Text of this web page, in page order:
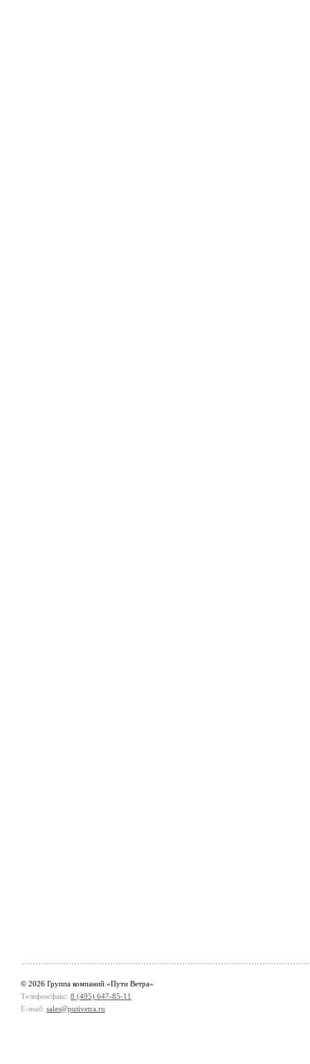
© 2026 Группа компаний «Пути Ветра»
Телефон/факс: 8 (495) 647-85-11
E-mail: sales@putivetra.ru